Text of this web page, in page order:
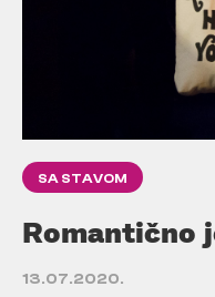
SA STAVOM
Romantično
13.07.2020.